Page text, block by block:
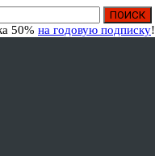
50% на годовую подписку!